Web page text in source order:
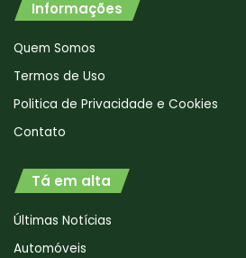
Informações
Quem Somos
Termos de Uso
Politica de Privacidade e Cookies
Contato
Tá em alta
Últimas Notícias
Automóveis